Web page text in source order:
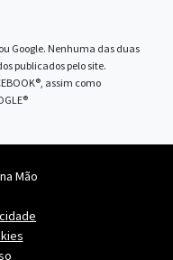
Google. Nenhuma das duas
publicados pelo site.
assim como
Mão